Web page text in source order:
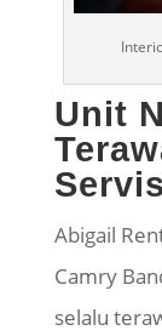
Unit
Abigail
Camry
selalu